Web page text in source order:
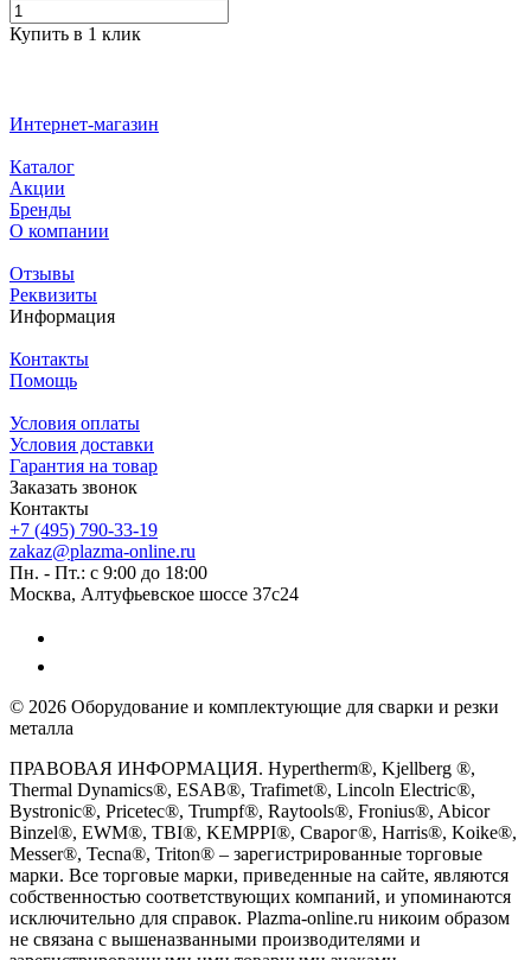
Купить в 1 клик
Интернет-магазин
Каталог
Акции
Бренды
О компании
Отзывы
Реквизиты
Информация
Контакты
Помощь
Условия оплаты
Условия доставки
Гарантия на товар
Заказать звонок
Контакты
+7 (495) 790-33-19
zakaz@plazma-online.ru
Пн. - Пт.: с 9:00 до 18:00
Москва, Алтуфьевское шоссе 37с24
© 2026 Оборудование и комплектующие для сварки и резки
металла
ПРАВОВАЯ ИНФОРМАЦИЯ. Hypertherm®, Kjellberg ®,
Thermal Dynamics®, ESAB®, Trafimet®, Lincoln Electric®,
Bystronic®, Pricetec®, Trumpf®, Raytools®, Fronius®, Abicor
Binzel®, EWM®, TBI®, KEMPPI®, Сварог®, Harris®, Koike®,
Messer®, Tecna®, Triton® – зарегистрированные торговые
марки. Все торговые марки, приведенные на сайте, являются
собственностью соответствующих компаний, и упоминаются
исключительно для справок. Plazma-online.ru никоим образом
не связана с вышеназванными производителями и